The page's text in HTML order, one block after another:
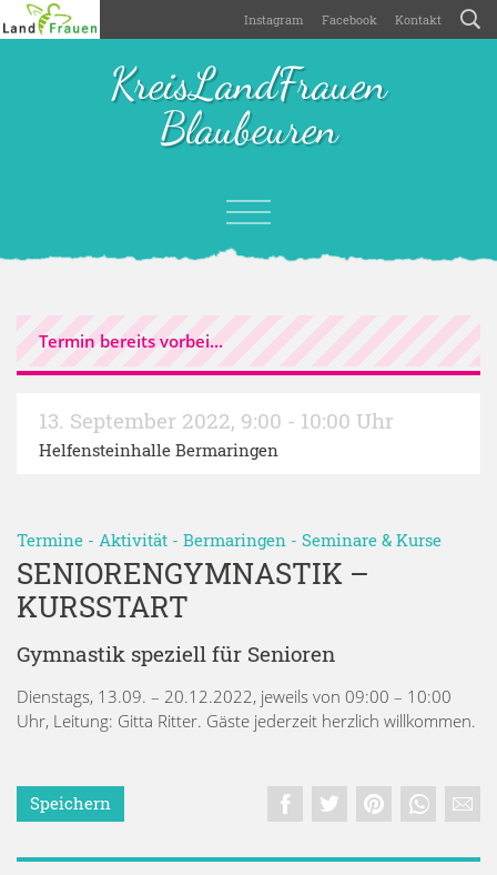
Instagram Facebook Kontakt
KreisLandFrauen
Blaubeuren
Termin bereits vorbei...
13. September 2022, 9:00 - 10:00 Uhr
Helfensteinhalle Bermaringen
Termine - Aktivität - Bermaringen - Seminare & Kurse
SENIORENGYMNASTIK –
KURSSTART
Gymnastik speziell für Senioren
Dienstags, 13.09. – 20.12.2022, jeweils von 09:00 – 10:00
Uhr, Leitung: Gitta Ritter. Gäste jederzeit herzlich willkommen.
Speichern